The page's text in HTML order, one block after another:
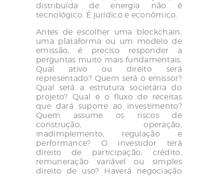
distribuída de energia não é
tecnológico. É jurídico e econômico.
Antes de escolher uma blockchain,
uma plataforma ou um modelo de
emissão, é preciso responder a
perguntas muito mais fundamentais.
Qual ativo ou direito será
representado? Quem será o emissor?
Qual será a estrutura societária do
projeto? Qual é o fluxo de receitas
que dará suporte ao investimento?
Quem assume os riscos de
construção, operação,
inadimplemento, regulação e
performance? O investidor terá
direito de participação, crédito,
remuneração variável ou simples
direito de uso? Haverá negociação